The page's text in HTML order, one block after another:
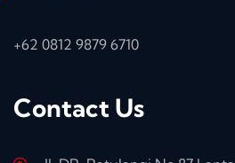
+62 0812 9879 6710
Contact Us